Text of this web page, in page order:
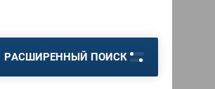
РАСШИРЕННЫЙ ПОИСК